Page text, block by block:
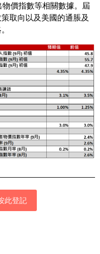
價指數等相關數據。屆
取向以及美國的通脹及
此登記